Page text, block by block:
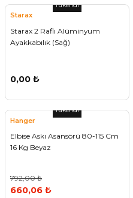
Tükendi
Starax
Starax 2 Raflı Alüminyum
Ayakkabılık (Sağ)
0,00 ₺
Tükendi
Hanger
Elbise Askı Asansörü 80-115 Cm
16 Kg Beyaz
792,00 ₺
660,06 ₺